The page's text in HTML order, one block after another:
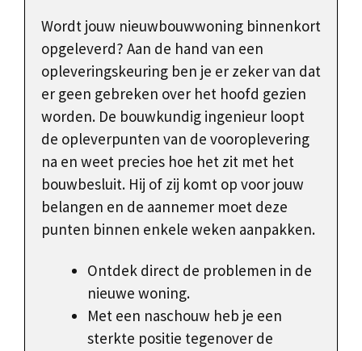
Wordt jouw nieuwbouwwoning binnenkort
opgeleverd? Aan de hand van een
opleveringskeuring ben je er zeker van dat
er geen gebreken over het hoofd gezien
worden. De bouwkundig ingenieur loopt
de opleverpunten van de vooroplevering
na en weet precies hoe het zit met het
bouwbesluit. Hij of zij komt op voor jouw
belangen en de aannemer moet deze
punten binnen enkele weken aanpakken.
Ontdek direct de problemen in de
nieuwe woning.
Met een naschouw heb je een
sterkte positie tegenover de